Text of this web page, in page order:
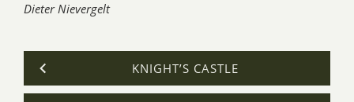
Dieter Nievergelt
KNIGHT’S CASTLE